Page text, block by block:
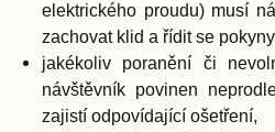
elektrického proudu) musí
zachovat klid a řídit se
jakékoliv poranění či
návštěvník povinen
zajistí odpovídající ošetření,